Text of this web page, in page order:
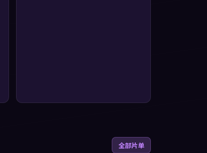
全部片单